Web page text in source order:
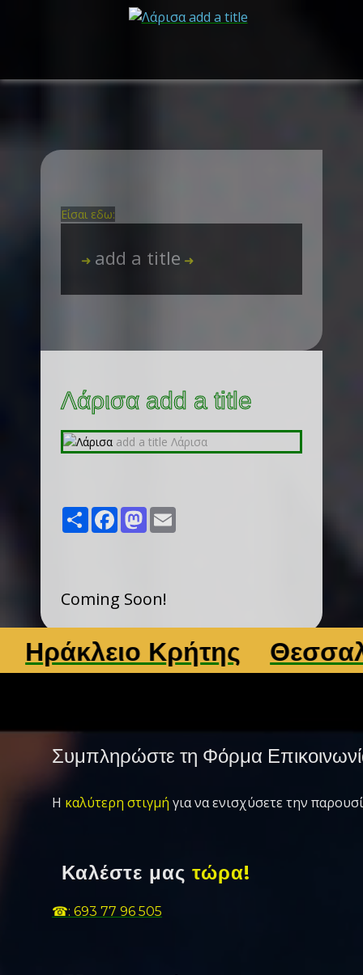
Είσαι εδω:
➜ add a title ➜
Λάρισα add a title
Share FacebookMastodon
Coming Soon!
Κρήτης
Συμπληρώστε τη Φόρμα
Η καλύτερη στιγμή για να ενισχύσετε την
Καλέστε μας τώρα!
☎: 693 77 96 505